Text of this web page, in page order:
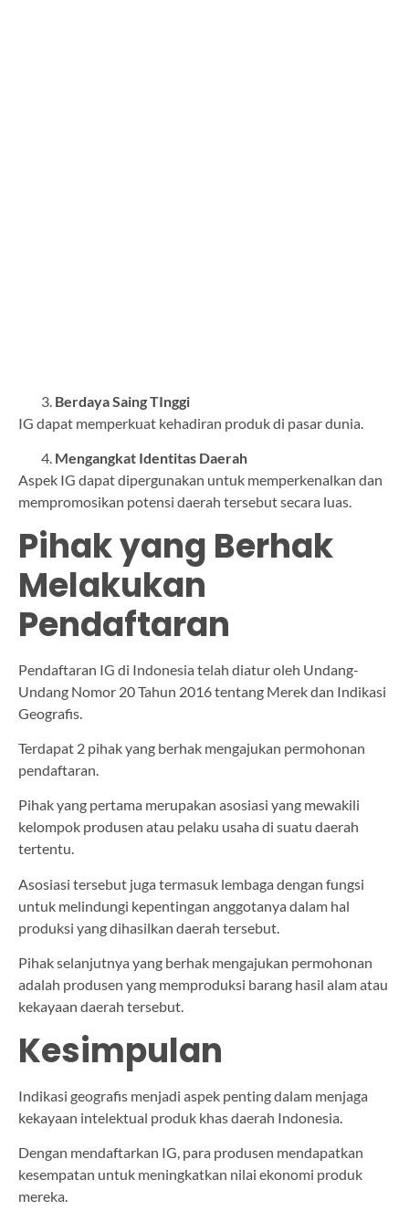
Berdaya Saing TInggi
IG dapat memperkuat kehadiran produk di pasar dunia.
Mengangkat Identitas Daerah
Aspek IG dapat dipergunakan untuk memperkenalkan dan
mempromosikan potensi daerah tersebut secara luas.
Pihak yang Berhak
Melakukan
Pendaftaran
Pendaftaran IG di Indonesia telah diatur oleh Undang-
Undang Nomor 20 Tahun 2016 tentang Merek dan Indikasi
Geografis.
Terdapat 2 pihak yang berhak mengajukan permohonan
pendaftaran.
Pihak yang pertama merupakan asosiasi yang mewakili
kelompok produsen atau pelaku usaha di suatu daerah
tertentu.
Asosiasi tersebut juga termasuk lembaga dengan fungsi
untuk melindungi kepentingan anggotanya dalam hal
produksi yang dihasilkan daerah tersebut.
Pihak selanjutnya yang berhak mengajukan permohonan
adalah produsen yang memproduksi barang hasil alam atau
kekayaan daerah tersebut.
Kesimpulan
Indikasi geografis menjadi aspek penting dalam menjaga
kekayaan intelektual produk khas daerah Indonesia.
Dengan mendaftarkan IG, para produsen mendapatkan
kesempatan untuk meningkatkan nilai ekonomi produk
mereka.